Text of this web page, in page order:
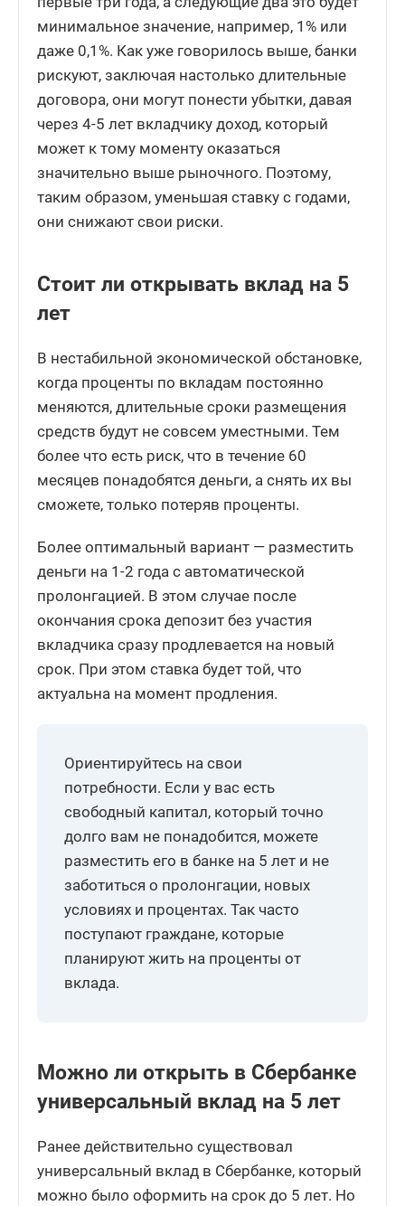
минимальное значение, например, 1% или
даже 0,1%. Как уже говорилось выше, банки
рискуют, заключая настолько длительные
договора, они могут понести убытки, давая
через 4-5 лет вкладчику доход, который
может к тому моменту оказаться
значительно выше рыночного. Поэтому,
таким образом, уменьшая ставку с годами,
они снижают свои риски.
Стоит ли открывать вклад на 5
лет
В нестабильной экономической обстановке,
когда проценты по вкладам постоянно
меняются, длительные сроки размещения
средств будут не совсем уместными. Тем
более что есть риск, что в течение 60
месяцев понадобятся деньги, а снять их вы
сможете, только потеряв проценты.
Более оптимальный вариант — разместить
деньги на 1-2 года с автоматической
пролонгацией. В этом случае после
окончания срока депозит без участия
вкладчика сразу продлевается на новый
срок. При этом ставка будет той, что
актуальна на момент продления.
Ориентируйтесь на свои
потребности. Если у вас есть
свободный капитал, который точно
долго вам не понадобится, можете
разместить его в банке на 5 лет и не
заботиться о пролонгации, новых
условиях и процентах. Так часто
поступают граждане, которые
планируют жить на проценты от
вклада.
Можно ли открыть в Сбербанке
универсальный вклад на 5 лет
Ранее действительно существовал
универсальный вклад в Сбербанке, который
можно было оформить на срок до 5 лет. Но